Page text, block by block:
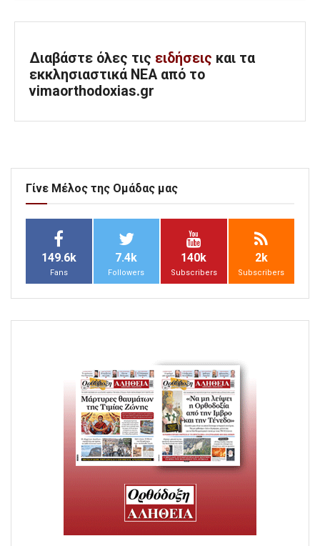
Διαβάστε όλες τις ειδήσεις και τα
εκκλησιαστικά ΝΕΑ από το
vimaorthodoxias.gr
Γίνε Μέλος της Ομάδας μας
149.6k
Fans
7.4k
Followers
140k
Subscribers
2k
Subscribers